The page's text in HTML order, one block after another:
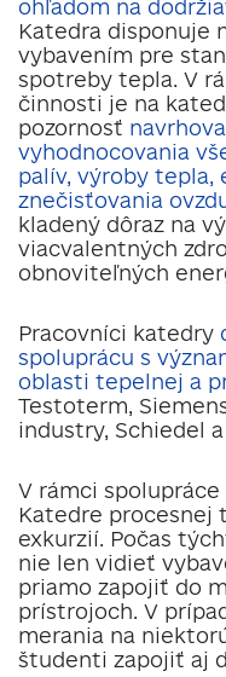
ohľadom na
Katedra disponuje
vybavením pre
spotreby tepla. V
činnosti je na
pozornosť
vyhodnocovania
palív, výroby tepla,
znečisťovania
kladený dôraz na
viacvalentných
obnoviteľných
Pracovníci katedry
spoluprácu s
oblasti tepelnej a
Testoterm,
industry, Schiedel
V rámci
Katedre procesnej
exkurzií. Počas
nie len vidieť
priamo zapojiť do
prístrojoch. V
merania na
študenti zapojiť aj